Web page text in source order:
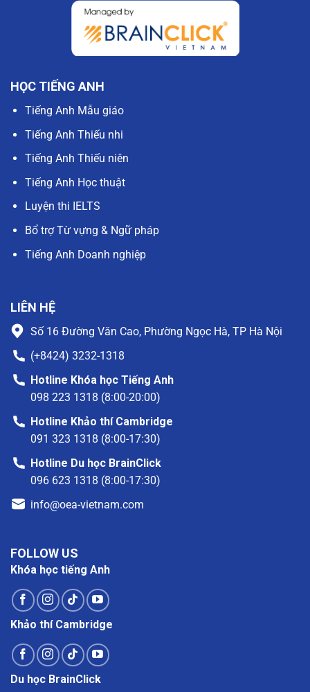
HỌC TIẾNG ANH
Tiếng Anh Mẫu giáo
Tiếng Anh Thiếu nhi
Tiếng Anh Thiếu niên
Tiếng Anh Học thuật
Luyện thi IELTS
Bổ trợ Từ vựng & Ngữ pháp
Tiếng Anh Doanh nghiệp
LIÊN HỆ
Số 16 Đường Văn Cao, Phường Ngọc Hà, TP Hà Nội
(+8424) 3232-1318
Hotline Khóa học Tiếng Anh
098 223 1318 (8:00-20:00)
Hotline Khảo thí Cambridge
091 323 1318 (8:00-17:30)
Hotline Du học BrainClick
096 623 1318 (8:00-17:30)
info@oea-vietnam.com
FOLLOW US
Khóa học tiếng Anh
Khảo thí Cambridge
Du học BrainClick